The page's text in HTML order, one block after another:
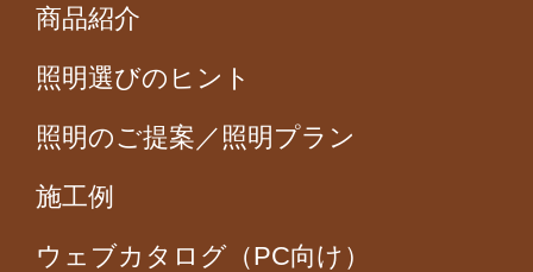
商品紹介
照明選びのヒント
照明のご提案／照明プラン
施工例
ウェブカタログ（PC向け）